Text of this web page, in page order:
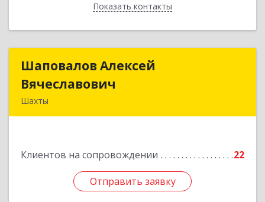
Показать контакты
Назад
Шаповалов Алексей
Вячеславович
Шахты
Клиентов на сопровождении 22
Отправить заявку
Шаповалов Алексей
Отправить заявку